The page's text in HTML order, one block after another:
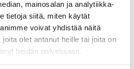
mainosalan ja analytiikka-
tietoja siitä, miten käytät
voivat yhdistää näitä
olet antanut heille tai joita on
heidän palvelujaan.